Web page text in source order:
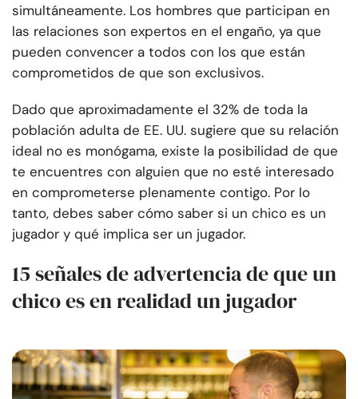
simultáneamente. Los hombres que participan en
las relaciones son expertos en el engaño, ya que
pueden convencer a todos con los que están
comprometidos de que son exclusivos.
Dado que aproximadamente el 32% de toda la
población adulta de EE. UU. sugiere que su relación
ideal no es monógama, existe la posibilidad de que
te encuentres con alguien que no esté interesado
en comprometerse plenamente contigo. Por lo
tanto, debes saber cómo saber si un chico es un
jugador y qué implica ser un jugador.
15 señales de advertencia de que un
chico es en realidad un jugador